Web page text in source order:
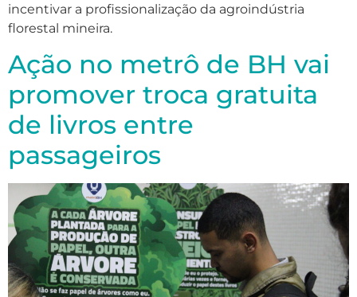
incentivar a profissionalização da agroindústria
florestal mineira.
Ação no metrô de BH vai
promover troca gratuita
de livros entre
passageiros